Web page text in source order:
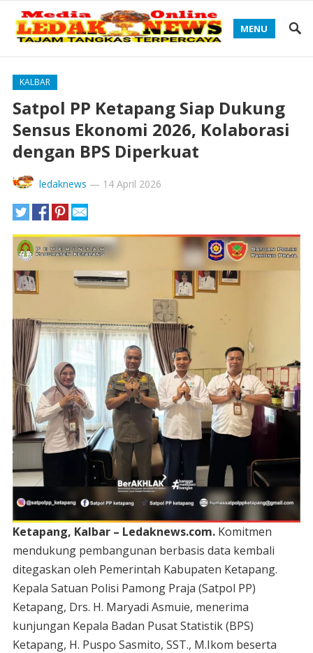
MENU
KALBAR
Satpol PP Ketapang Siap Dukung
Sensus Ekonomi 2026, Kolaborasi
dengan BPS Diperkuat
ledaknews — 14 April 2026
Ketapang, Kalbar – Ledaknews.com.Komitmen
mendukung pembangunan berbasis data kembali
ditegaskan oleh Pemerintah Kabupaten Ketapang.
Kepala Satuan Polisi Pamong Praja (Satpol PP)
Ketapang, Drs. H. Maryadi Asmuie, menerima
kunjungan Kepala Badan Pusat Statistik (BPS)
Ketapang, H. Puspo Sasmito, SST., M.Ikom beserta